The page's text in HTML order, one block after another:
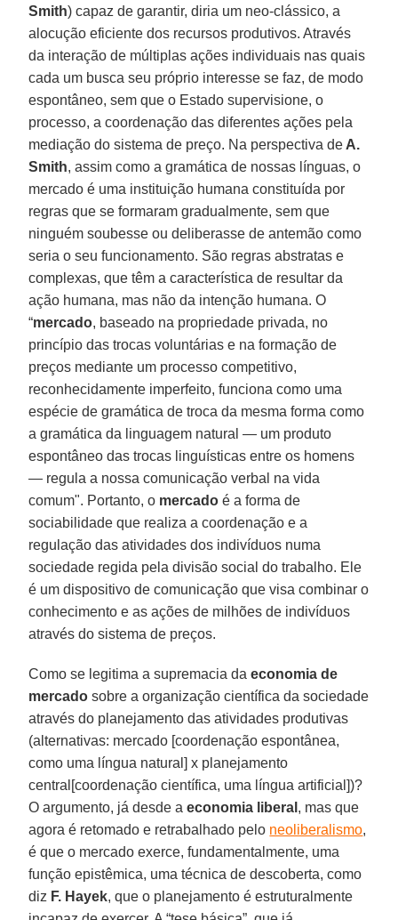
Smith) capaz de garantir, diria um neo-clássico, a
alocução eficiente dos recursos produtivos. Através
da interação de múltiplas ações individuais nas quais
cada um busca seu próprio interesse se faz, de modo
espontâneo, sem que o Estado supervisione, o
processo, a coordenação das diferentes ações pela
mediação do sistema de preço. Na perspectiva de A.
Smith, assim como a gramática de nossas línguas, o
mercado é uma instituição humana constituída por
regras que se formaram gradualmente, sem que
ninguém soubesse ou deliberasse de antemão como
seria o seu funcionamento. São regras abstratas e
complexas, que têm a característica de resultar da
ação humana, mas não da intenção humana. O
“mercado, baseado na propriedade privada, no
princípio das trocas voluntárias e na formação de
preços mediante um processo competitivo,
reconhecidamente imperfeito, funciona como uma
espécie de gramática de troca da mesma forma como
a gramática da linguagem natural — um produto
espontâneo das trocas linguísticas entre os homens
— regula a nossa comunicação verbal na vida
comum". Portanto, o mercado é a forma de
sociabilidade que realiza a coordenação e a
regulação das atividades dos indivíduos numa
sociedade regida pela divisão social do trabalho. Ele
é um dispositivo de comunicação que visa combinar o
conhecimento e as ações de milhões de indivíduos
através do sistema de preços.
Como se legitima a supremacia daeconomia de
mercado sobre a organização científica da sociedade
através do planejamento das atividades produtivas
(alternativas: mercado [coordenação espontânea,
como uma língua natural] x planejamento
central[coordenação científica, uma língua artificial])?
O argumento, já desde aeconomia liberal , mas que
agora é retomado e retrabalhado pelo neoliberalismo,
é que o mercado exerce, fundamentalmente, uma
função epistêmica, uma técnica de descoberta, como
diz F. Hayek, que o planejamento é estruturalmente